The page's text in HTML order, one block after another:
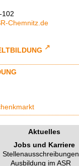
102
Chemnitz.de
Aktuelles
Jobs und Karriere
Stellenausschreibungen
Ausbildung im ASR